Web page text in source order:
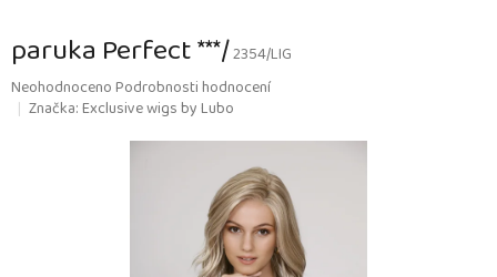
paruka Perfect ***/2354/LIG
Průměrné
hodnocení
NeohodnocenoPodrobnosti hodnocení
Značka:Exclusive wigs by Lubo